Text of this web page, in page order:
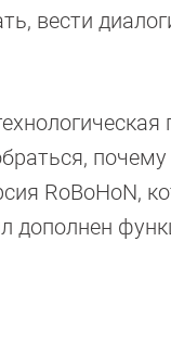
вести
RoBoHoN,
дополнен